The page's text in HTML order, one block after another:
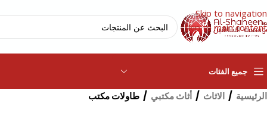
Skip to navigation
Skip to main content
جميع الفئات
الرئيسية / الاثاث / أثاث مكتبي / طاولات مكتب